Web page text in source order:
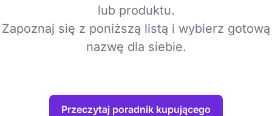
lub produktu.
Zapoznaj się z poniższą listą i wybierz gotową
nazwę dla siebie.
Przeczytaj poradnik kupującego